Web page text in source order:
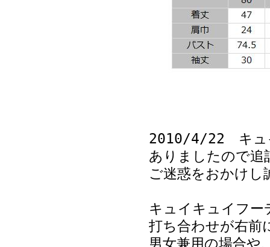
2010/4/22 キュ
ありましたので追
ご迷惑をおかけし
キュイキュイフー
打ち合わせが右前
男女兼用の場合や